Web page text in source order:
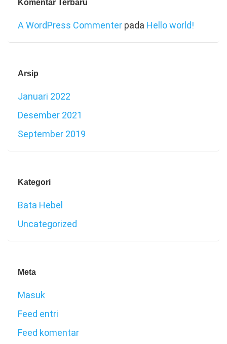
Komentar Terbaru
A WordPress Commenter pada Hello world!
Arsip
Januari 2022
Desember 2021
September 2019
Kategori
Bata Hebel
Uncategorized
Meta
Masuk
Feed entri
Feed komentar